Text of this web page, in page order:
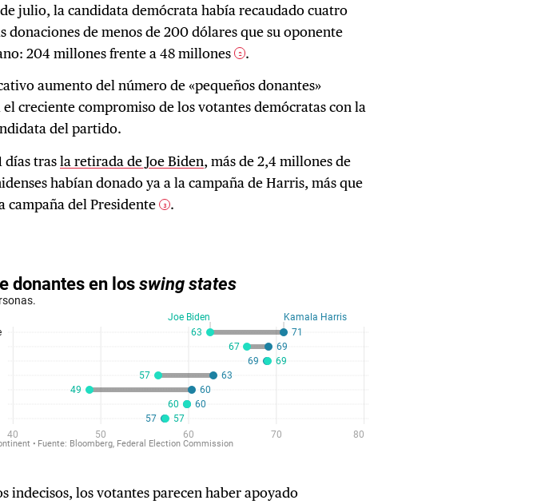
julio, la candidata demócrata había recaudado cuatro
donaciones de menos de 200 dólares que su oponente
204 millones frente a 48 millones 2 .
aumento del número de «pequeños donantes»
el creciente compromiso de los votantes demócratas con la
del partido.
días trasla retirada de Joe Biden, más de 2,4 millones de
habían donado ya a la campaña de Harris, más que
campaña del Presidente 3 .
indecisos, los votantes parecen haber apoyado